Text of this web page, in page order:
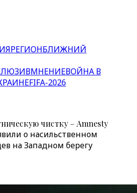
РЕГИОНБЛИЖНИЙ
МНЕНИЕВОЙНА В
FIFA-2026
чистку – Amnesty
о насильственном
на Западном берегу